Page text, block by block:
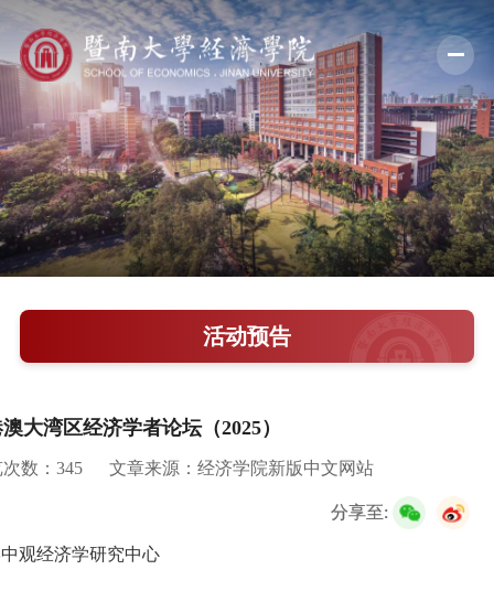
学院概况
新闻中心
师资队伍
科学研究
教学培养
学院党建
人才引进
活动预告
大湾区经济学者论坛（2025）
数： 345 文章来源：经济学院新版中文网站
分享至:
观经济学研究中心